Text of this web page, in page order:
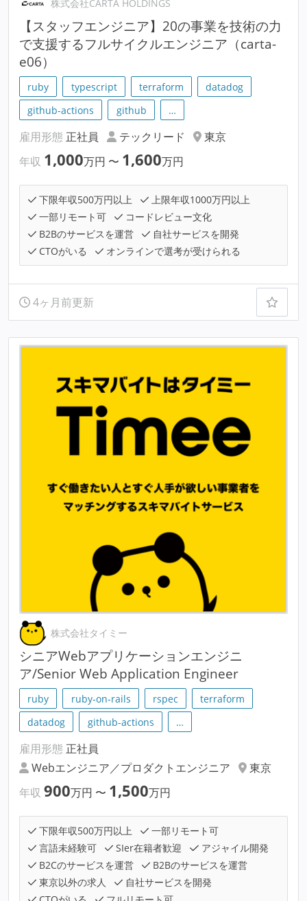
株式会社CARTA HOLDINGS
【スタッフエンジニア】20の事業を技術の力
で支援するフルサイクルエンジニア（carta-
e06）
ruby typescript terraform
datadog
github-actions
github …
雇用形態 正社員 テックリード
東京
年収 1,000万円 〜 1,600万円
下限年収500万円以上
上限年収1000万円以上
一部リモート可
コードレビュー文化
B2Bのサービスを運営
自社サービスを開発
CTOがいる
オンラインで選考が受けられる
4ヶ月前更新
株式会社タイミー
シニアWebアプリケーションエンジニ
ア/Senior Web Application Engineer
ruby ruby-on-rails rspec
terraform
datadog
github-actions …
雇用形態 正社員
Webエンジニア／プロダクトエンジニア
東京
年収 900万円 〜 1,500万円
下限年収500万円以上
一部リモート可
言語未経験可
SIer在籍者歓迎
アジャイル開発
B2Cのサービスを運営
B2Bのサービスを運営
東京以外の求人
自社サービスを開発